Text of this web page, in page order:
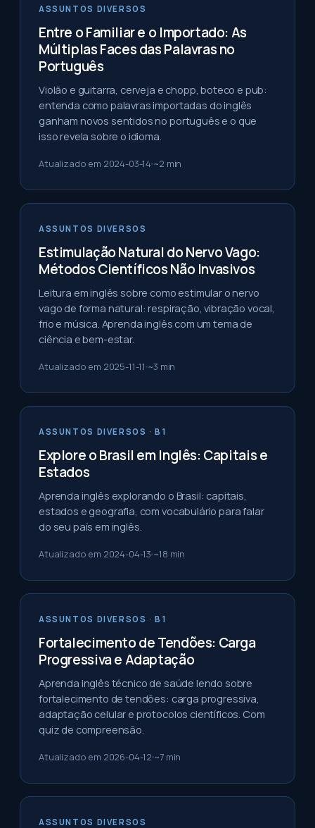
ASSUNTOS DIVERSOS
Entre o Familiar e o Importado: As
Múltiplas Faces das Palavras no
Português
Violão e guitarra, cerveja e chopp, boteco e pub:
entenda como palavras importadas do inglês
ganham novos sentidos no português e o que
isso revela sobre o idioma.
Atualizado em 2024-03-14 ~2 min
ASSUNTOS DIVERSOS
Estimulação Natural do Nervo Vago:
Métodos Científicos Não Invasivos
Leitura em inglês sobre como estimular o nervo
vago de forma natural: respiração, vibração vocal,
frio e música. Aprenda inglês com um tema de
ciência e bem-estar.
Atualizado em 2025-11-11 ~3 min
ASSUNTOS DIVERSOS · B1
Explore o Brasil em Inglês: Capitais e
Estados
Aprenda inglês explorando o Brasil: capitais,
estados e geografia, com vocabulário para falar
do seu país em inglês.
Atualizado em 2024-04-13 ~18 min
ASSUNTOS DIVERSOS · B1
Fortalecimento de Tendões: Carga
Progressiva e Adaptação
Aprenda inglês técnico de saúde lendo sobre
fortalecimento de tendões: carga progressiva,
adaptação celular e protocolos científicos. Com
quiz de compreensão.
Atualizado em 2026-04-12 ~7min
ASSUNTOS DIVERSOS